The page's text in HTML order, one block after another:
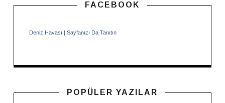
FACEBOOK
Deniz Havası Sayfanızı Da Tanıtın
POPÜLER YAZILAR